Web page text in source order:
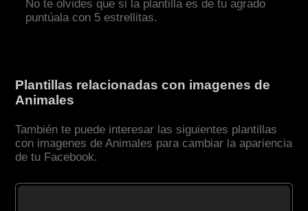
No te olvides que si la plantilla es de tu agrado
puntúala con 5 estrellitas.
Plantillas relacionadas con imagenes de
Animales
También te puede interesar las siguientes plantillas
con imagenes de Animales para cambiar la apariencia
de tu Facebook.